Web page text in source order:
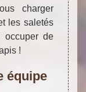
charger
les saletés
occuper de
!
équipe